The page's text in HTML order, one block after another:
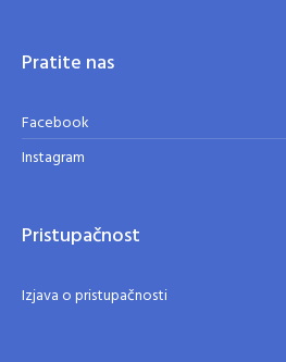
Pratite nas
Facebook
Instagram
Pristupačnost
Izjava o pristupačnosti